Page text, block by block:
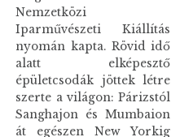
Nemzetközi
Iparművészeti Kiállítás
nyomán kapta. Rövid idő
alatt elképesztő
épületcsodák jöttek létre
szerte a világon: Párizstól
Sanghajon és Mumbaion
át egészen New Yorkig